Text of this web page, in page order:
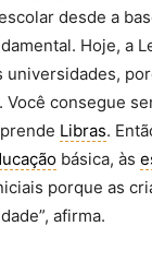
desde a
Hoje, a
universidades,
consegue
Libras.
básica, às
porque as
afirma.